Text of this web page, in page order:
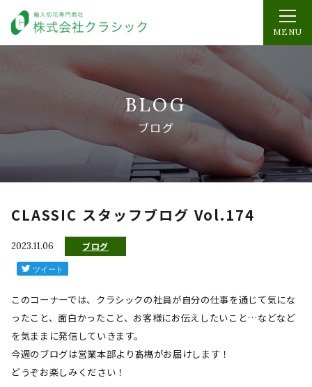
MENU
BLOG
ブログ
CLASSIC スタッフブログ Vol.174
2023.11.06 ブログ
このコーナーでは、クラシックの社員が自分の仕事を通じて気にな
ったこと、面白かったこと、お客様にお伝えしたいこと…などなど
を気ままに発信していきます。
今週のブログは営業本部より髙𣘺がお届けします！
どうぞお楽しみください！